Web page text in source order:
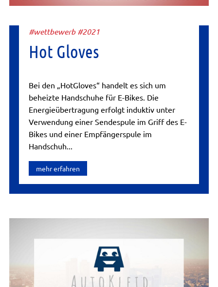
#wettbewerb #2021
Hot Gloves
Bei den „HotGloves“ handelt es sich um
beheizte Handschuhe für E-Bikes. Die
Energieübertragung erfolgt induktiv unter
Verwendung einer Sendespule im Griff des E-
Bikes und einer Empfängerspule im
Handschuh...
mehr erfahren